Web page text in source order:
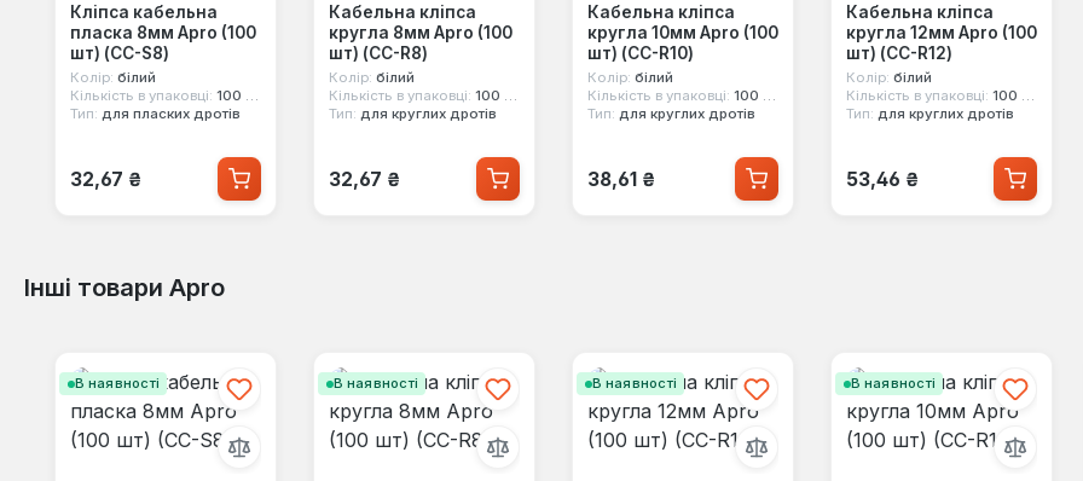
Кліпса кабельна
пласка 8мм Apro (100
шт) (CC-S8)
Колір: білий
Кількість в упаковці: 100 шт
Тип: для пласких дротів
Звичайна ціна:
32,67 ₴
Кабельна кліпса
кругла 8мм Apro (100
шт) (CC-R8)
Колір: білий
Кількість в упаковці: 100 шт
Тип: для круглих дротів
Звичайна ціна:
32,67 ₴
Кабельна кліпса
кругла 10мм Apro (100
шт) (CC-R10)
Колір: білий
Кількість в упаковці: 100 шт
Тип: для круглих дротів
Звичайна ціна:
38,61 ₴
Кабельна кліпса
кругла 12мм Apro (100
шт) (CC-R12)
Колір: білий
Кількість в упаковці: 100 шт
Тип: для круглих дротів
Звичайна ціна:
53,46 ₴
Інші товари Apro
В наявності В наявності В наявності В наявності